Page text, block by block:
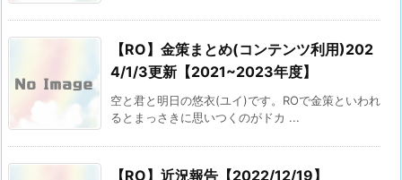
【RO】金策まとめ(コンテンツ利用)202
4/1/3更新【2021~2023年度】
空と君と明日の悠衣(ユイ)です。ROで金策といわれ
るとまっさきに思いつくのがドカ ...
【RO】近況報告【2022/12/19】